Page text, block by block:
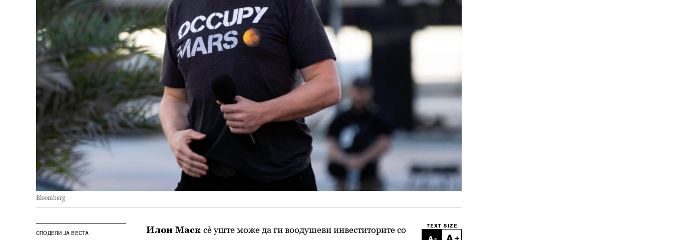
Bloomberg
СПОДЕЛИ ЈА ВЕСТА
TEXT SIZE
Илон Маск сè уште може да ги воодушеви инвеститорите со